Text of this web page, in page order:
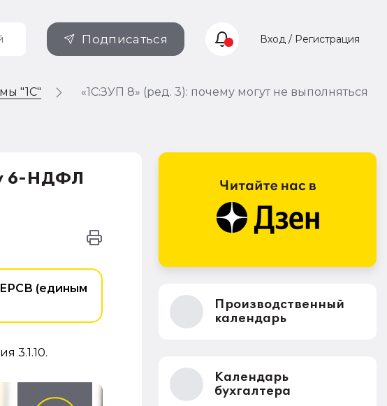
Подписаться Вход / Регистрация
"1С"
«1С:ЗУП 8» (ред. 3): почему могут не выполняться
6-НДФЛ
(единым
3.1.10.
Производственный
календарь
Календарь
бухгалтера